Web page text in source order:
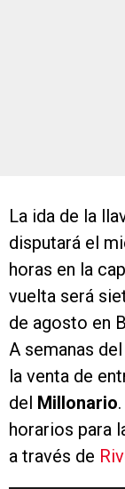
La ida de la
disputará el
horas en la
vuelta será
de agosto en
A semanas
la venta de
del Millonario
horarios para
a través de